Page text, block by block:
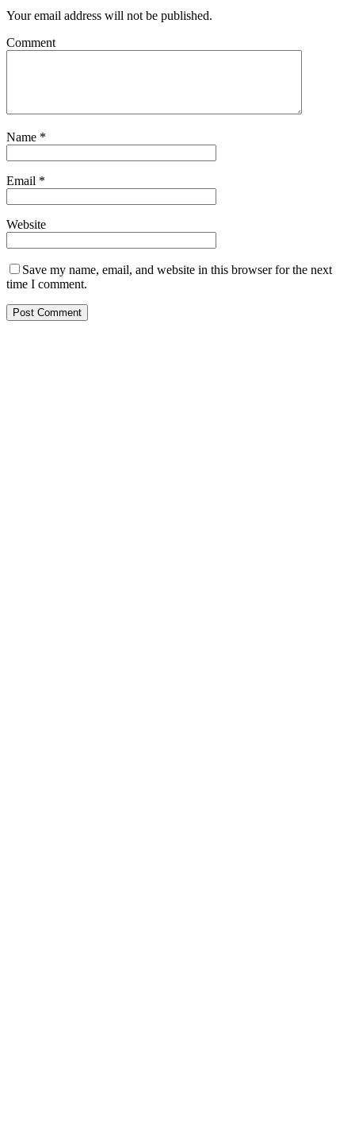
Your email address will not be published.
Comment
Name *
Email *
Website
Save my name, email, and website in this browser for the next
time I comment.